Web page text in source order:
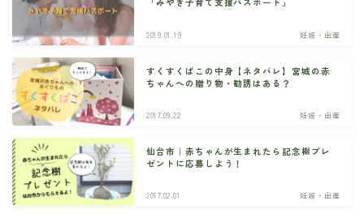
2019.01.19 妊娠・出産
すくすくばこの中身【ネタバレ】宮城の赤
ちゃんへの贈り物・勧誘はある？
2017.09.22 妊娠・出産
仙台市｜赤ちゃんが生まれたら記念樹プレ
ゼントに応募しよう！
2017.02.01 妊娠・出産